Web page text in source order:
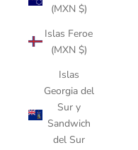
(MXN $)
Islas Feroe
(MXN $)
Islas
Georgia del
Sur y
Sandwich
del Sur